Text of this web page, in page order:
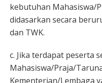
kebutuhan Mahasiswa/
didasarkan secara
dan TWK.
c. Jika terdapat peserta
Mahasiswa/Praja/
Kementerian/Lembaga